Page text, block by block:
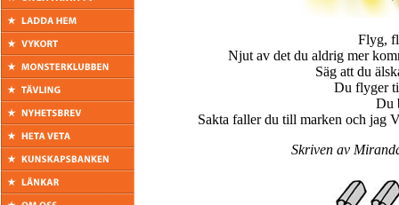
Flyg,
Njut av det du aldrig mer
Säg att du
Du flyger
Du
Sakta faller du till marken och jag
Skriven av